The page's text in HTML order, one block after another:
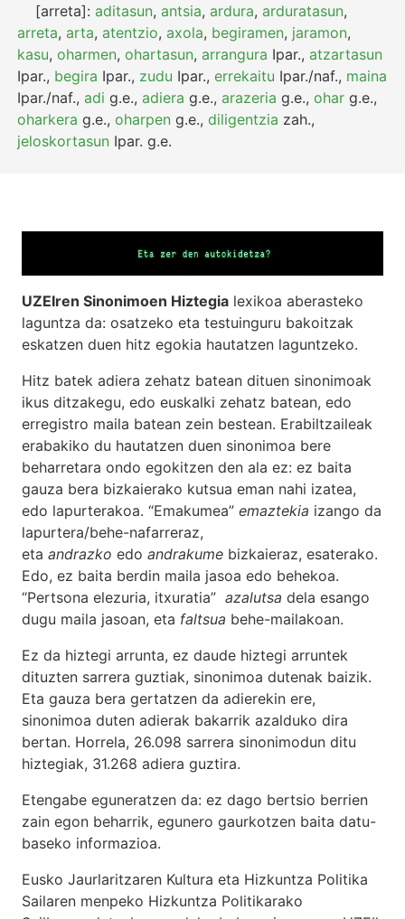
[arreta]:aditasun,antsia,ardura,arduratasun,
arreta,arta,atentzio,axola, begiramen, jaramon,
kasu,oharmen,ohartasun,arrangura Ipar.,atzartasun
Ipar., begira Ipar., zudu Ipar.,errekaitu Ipar./naf., maina
Ipar./naf.,adi g.e.,adiera g.e.,arazeria g.e.,ohar g.e.,
oharkera g.e.,oharpen g.e.,diligentzia zah.,
jeloskortasun Ipar. g.e.
UZEIren Sinonimoen Hiztegia lexikoa aberasteko
laguntza da: osatzeko eta testuinguru bakoitzak
eskatzen duen hitz egokia hautatzen laguntzeko.
Hitz batek adiera zehatz batean dituen sinonimoak
ikus ditzakegu, edo euskalki zehatz batean, edo
erregistro maila batean zein bestean. Erabiltzaileak
erabakiko du hautatzen duen sinonimoa bere
beharretara ondo egokitzen den ala ez: ez baita
gauza bera bizkaierako kutsua eman nahi izatea,
edo lapurterakoa. “Emakumea” emaztekia izango da
lapurtera/behe-nafarreraz,
eta andrazko edo andrakume bizkaieraz, esaterako.
Edo, ez baita berdin maila jasoa edo behekoa.
“Pertsona elezuria, itxuratia” azalutsa dela esango
dugu maila jasoan, eta faltsua behe-mailakoan.
Ez da hiztegi arrunta, ez daude hiztegi arruntek
dituzten sarrera guztiak, sinonimoa dutenak baizik.
Eta gauza bera gertatzen da adierekin ere,
sinonimoa duten adierak bakarrik azalduko dira
bertan. Horrela, 26.098 sarrera sinonimodun ditu
hiztegiak, 31.268 adiera guztira.
Etengabe eguneratzen da: ez dago bertsio berrien
zain egon beharrik, egunero gaurkotzen baita datu-
baseko informazioa.
Eusko Jaurlaritzaren Kultura eta Hizkuntza Politika
Sailaren menpeko Hizkuntza Politikarako